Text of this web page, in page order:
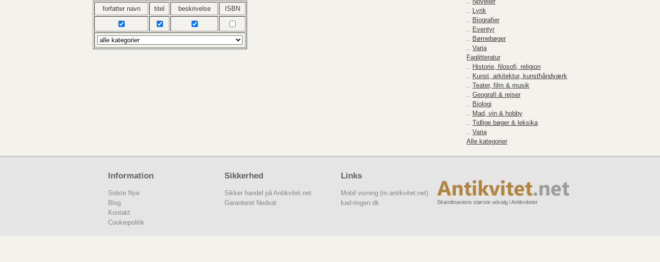
forfatter navn
titel beskrivelse ISBN
.. Lyrik
.. Biografier
.. Eventyr
.. Børnebøger
.. Varia
Faglitteratur
.. Historie, filosofi, religion
.. Kunst, arkitektur, kunsthåndværk
.. Teater, film & musik
.. Geografi & rejser
.. Biologi
.. Mad, vin & hobby
.. Tidlige bøger & leksika
.. Varia
Alle kategorier
Information
Sidste Nye
Blog
Kontakt
Cookiepolitik
Sikkerhed
Sikker handel på Antikvitet.net
Garanteret Nedsat
Links
Mobil visning (m.antikvitet.net)
kad-ringen.dk
Skandinaviens største udvalg i Antikviteter